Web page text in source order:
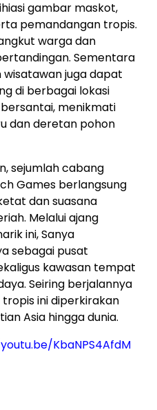
gambar maskot,
pemandangan tropis.
warga dan
Sementara
juga dapat
di berbagai lokasi
menikmati
dan deretan pohon
sejumlah cabang
Games berlangsung
dan suasana
Melalui ajang
ini, Sanya
sebagai pusat
kawasan tempat
Seiring berjalannya
ini diperkirakan
Asia hingga dunia.
KbaNPS4AfdM